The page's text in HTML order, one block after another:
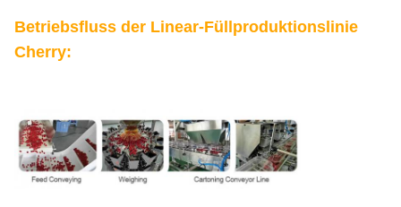
Betriebsfluss der Linear-Füllproduktionslinie
Cherry: